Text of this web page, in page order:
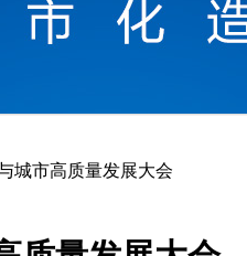
城市高质量发展大会